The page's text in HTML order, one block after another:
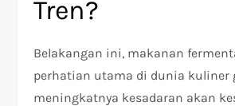
Tren?
Belakangan ini, makanan
perhatian utama di dunia kuliner
meningkatnya kesadaran akan